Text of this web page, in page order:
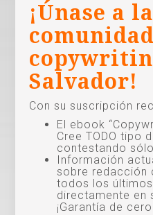
¡Únase a
Salvador!
Con su suscripción
El ebook
Cree TODO tipo
contestando
Información
sobre redacción
todos los
directamente en
¡Garantía de